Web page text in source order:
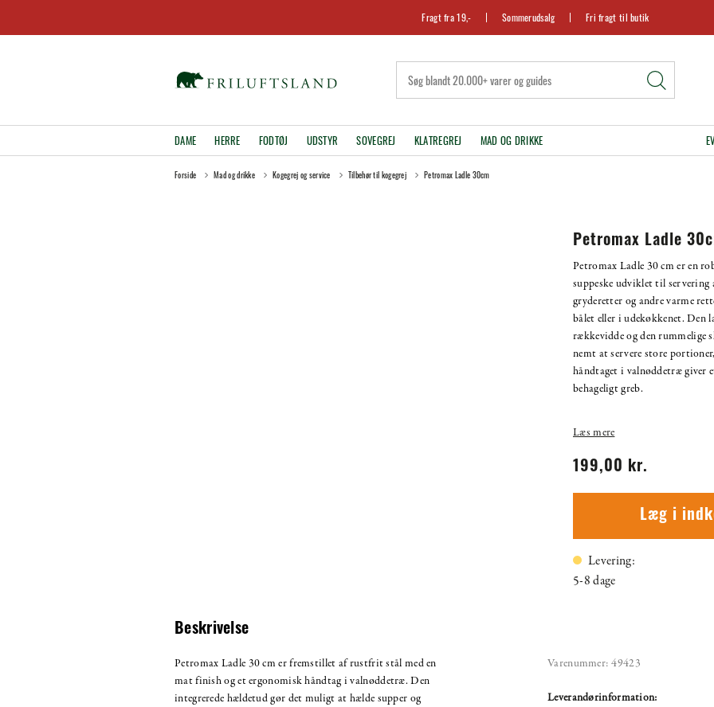
Fragt fra 19,- Sommerudsalg Fri fragt til butik
DAME HERRE FODTØJ UDSTYR SOVEGREJ KLATREGREJ MAD OG DRIKKE
Forside Mad og drikke Kogegrej og service Tilbehør til kogegrej Petromax Ladle 30cm
Petromax Ladle
Petromax Ladle 30 cm er en
suppeske udviklet til servering
gryderetter og andre varme
bålet eller i udekøkkenet. Den
rækkevidde og den rummelige
nemt at servere store
håndtaget i valnøddetræ giver
behageligt greb.
Læs mere
199,00 kr.
Læg i
Levering:
5-8 dage
Beskrivelse
Petromax Ladle 30 cm er fremstillet af rustfrit stål med en
mat finish og et ergonomisk håndtag i valnøddetræ. Den
integrerede hældetud gør det muligt at hælde supper og
Varenummer: 49423
Leverandørinformation: